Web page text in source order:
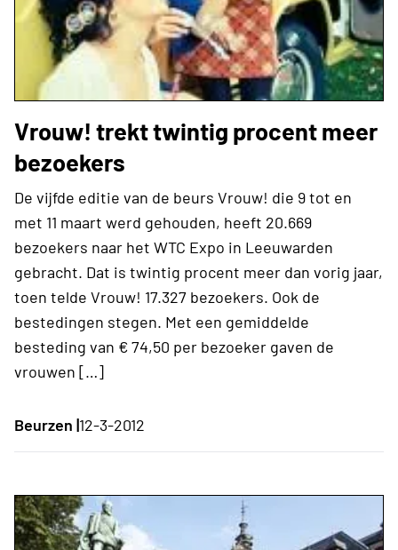
Vrouw! trekt twintig procent meer
bezoekers
De vijfde editie van de beurs Vrouw! die 9 tot en
met 11 maart werd gehouden, heeft 20.669
bezoekers naar het WTC Expo in Leeuwarden
gebracht. Dat is twintig procent meer dan vorig jaar,
toen telde Vrouw! 17.327 bezoekers. Ook de
bestedingen stegen. Met een gemiddelde
besteding van € 74,50 per bezoeker gaven de
vrouwen […]
Beurzen |12-3-2012